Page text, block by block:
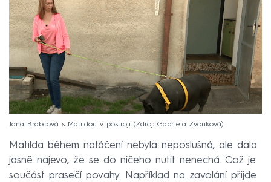
Jana Brabcová s Matildou v postroji Zdroj: Gabriela Zvonková
Matilda během natáčení nebyla neposlušná, ale dala
jasně najevo, že se do ničeho nutit nenechá. Což je
součást prasečí povahy. Například na zavolání přijde